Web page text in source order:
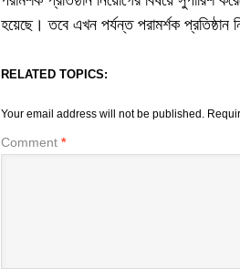
হয়েছে। তবে এখন পর্যন্ত পরামর্শক প্রতিষ্ঠান
RELATED TOPICS:
Your email address will not be published.
Comment *